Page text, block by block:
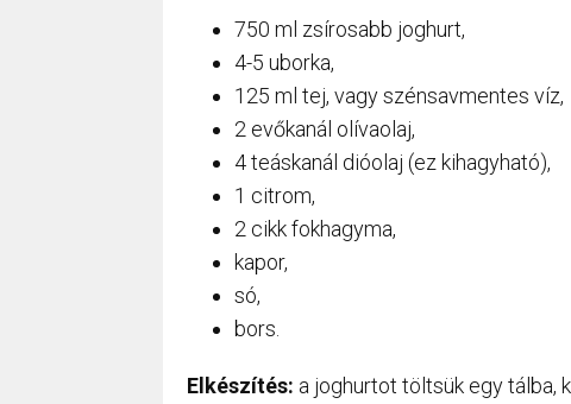
750 ml zsírosabb joghurt,
4-5 uborka,
125 ml tej, vagy szénsavmentes víz,
2 evőkanál olívaolaj,
4 teáskanál dióolaj (ez kihagyható),
1 citrom,
2 cikk fokhagyma,
kapor,
só,
bors.
Elkészítés: a joghurtot töltsük egy tálba,